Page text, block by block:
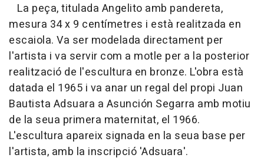
La peça, titulada Angelito amb pandereta,
mesura 34 x 9 centímetres i està realitzada en
escaiola. Va ser modelada directament per
l'artista i va servir com a motle per a la posterior
realització de l'escultura en bronze. L'obra està
datada el 1965 i va anar un regal del propi Juan
Bautista Adsuara a Asunción Segarra amb motiu
de la seua primera maternitat, el 1966.
L'escultura apareix signada en la seua base per
l'artista, amb la inscripció 'Adsuara'.